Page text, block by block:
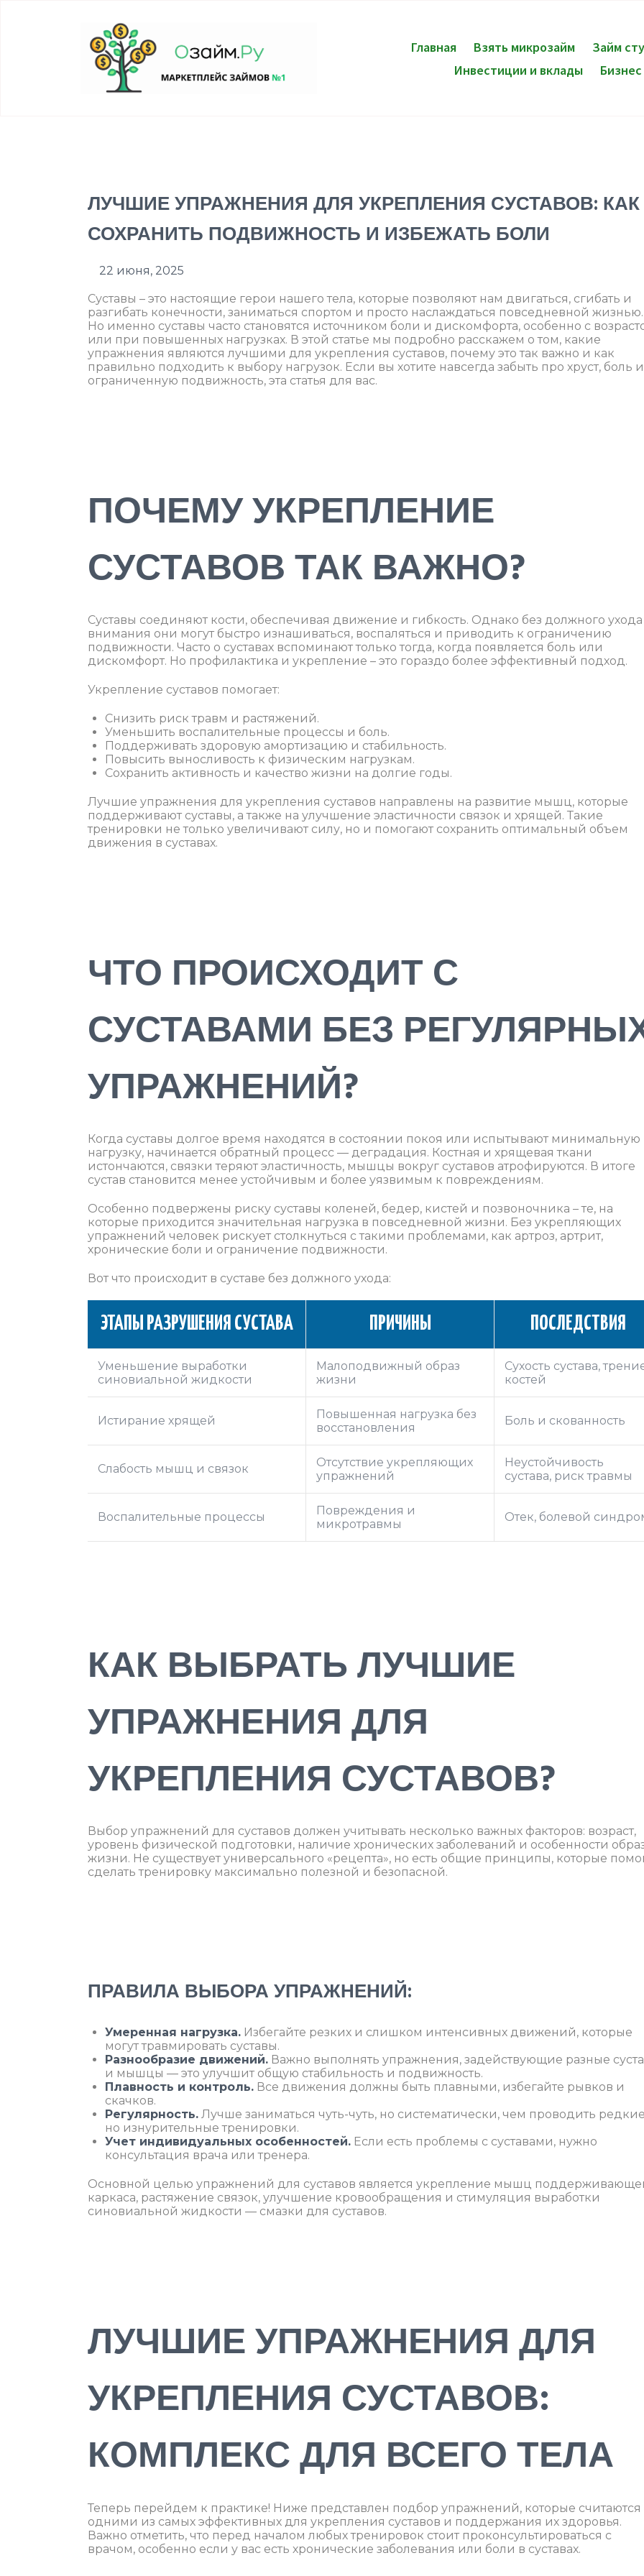
Главная Взять микрозайм
Займ
Инвестиции и вклады
Бизнес
ЛУЧШИЕ УПРАЖНЕНИЯ ДЛЯ УКРЕПЛЕНИЯ СУСТАВОВ: КАК
СОХРАНИТЬ ПОДВИЖНОСТЬ И ИЗБЕЖАТЬ БОЛИ
22 июня, 2025
Суставы – это настоящие герои нашего тела, которые позволяют нам двигаться, сгибать и
разгибать конечности, заниматься спортом и просто наслаждаться повседневной жизнью.
Но именно суставы часто становятся источником боли и дискомфорта, особенно с
или при повышенных нагрузках. В этой статье мы подробно расскажем о том, какие
упражнения являются лучшими для укрепления суставов, почему это так важно и как
правильно подходить к выбору нагрузок. Если вы хотите навсегда забыть про хруст, боль и
ограниченную подвижность, эта статья для вас.
ПОЧЕМУ УКРЕПЛЕНИЕ
СУСТАВОВ ТАК ВАЖНО?
Суставы соединяют кости, обеспечивая движение и гибкость. Однако без должного
внимания они могут быстро изнашиваться, воспаляться и приводить к ограничению
подвижности. Часто о суставах вспоминают только тогда, когда появляется боль или
дискомфорт. Но профилактика и укрепление – это гораздо более эффективный подход.
Укрепление суставов помогает:
Снизить риск травм и растяжений.
Уменьшить воспалительные процессы и боль.
Поддерживать здоровую амортизацию и стабильность.
Повысить выносливость к физическим нагрузкам.
Сохранить активность и качество жизни на долгие годы.
Лучшие упражнения для укрепления суставов направлены на развитие мышц, которые
поддерживают суставы, а также на улучшение эластичности связок и хрящей. Такие
тренировки не только увеличивают силу, но и помогают сохранить оптимальный объем
движения в суставах.
ЧТО ПРОИСХОДИТ С
СУСТАВАМИ БЕЗ
УПРАЖНЕНИЙ?
Когда суставы долгое время находятся в состоянии покоя или испытывают минимальную
нагрузку, начинается обратный процесс — деградация. Костная и хрящевая ткани
истончаются, связки теряют эластичность, мышцы вокруг суставов атрофируются. В итоге
сустав становится менее устойчивым и более уязвимым к повреждениям.
Особенно подвержены риску суставы коленей, бедер, кистей и позвоночника – те, на
которые приходится значительная нагрузка в повседневной жизни. Без укрепляющих
упражнений человек рискует столкнуться с такими проблемами, как артроз, артрит,
хронические боли и ограничение подвижности.
Вот что происходит в суставе без должного ухода:
ЭТАПЫ РАЗРУШЕНИЯ СУСТАВА ПРИЧИНЫ ПОСЛЕДСТВИЯ
Уменьшение выработки
синовиальной жидкости
Малоподвижный образ
жизни
Сухость сустава,
костей
Истирание хрящей
Повышенная нагрузка без
восстановления
Боль и скованность
Слабость мышц и связок
Отсутствие укрепляющих
упражнений
Неустойчивость
сустава, риск травмы
Воспалительные процессы
Повреждения и
микротравмы
Отек, болевой
КАК ВЫБРАТЬ ЛУЧШИЕ
УПРАЖНЕНИЯ ДЛЯ
УКРЕПЛЕНИЯ СУСТАВОВ?
Выбор упражнений для суставов должен учитывать несколько важных факторов: возраст,
уровень физической подготовки, наличие хронических заболеваний и особенности
жизни. Не существует универсального «рецепта», но есть общие принципы, которые
сделать тренировку максимально полезной и безопасной.
ПРАВИЛА ВЫБОРА УПРАЖНЕНИЙ:
Умеренная нагрузка. Избегайте резких и слишком интенсивных движений, которые
могут травмировать суставы.
Разнообразие движений. Важно выполнять упражнения, задействующие разные
и мышцы — это улучшит общую стабильность и подвижность.
Плавность и контроль. Все движения должны быть плавными, избегайте рывков и
скачков.
Регулярность. Лучше заниматься чуть-чуть, но систематически, чем проводить
но изнурительные тренировки.
Учет индивидуальных особенностей. Если есть проблемы с суставами, нужно
консультация врача или тренера.
Основной целью упражнений для суставов является укрепление мышц
каркаса, растяжение связок, улучшение кровообращения и стимуляция выработки
синовиальной жидкости — смазки для суставов.
ЛУЧШИЕ УПРАЖНЕНИЯ ДЛЯ
УКРЕПЛЕНИЯ СУСТАВОВ:
КОМПЛЕКС ДЛЯ ВСЕГО ТЕЛА
Теперь перейдем к практике! Ниже представлен подбор упражнений, которые считаются
одними из самых эффективных для укрепления суставов и поддержания их здоровья.
Важно отметить, что перед началом любых тренировок стоит проконсультироваться с
врачом, особенно если у вас есть хронические заболевания или боли в суставах.